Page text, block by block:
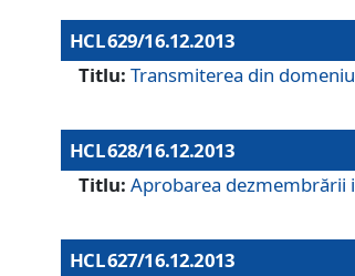
HCL 629/16.12.2013
Titlu: Transmiterea din
HCL 628/16.12.2013
Titlu: Aprobarea dezmembrării
HCL 627/16.12.2013